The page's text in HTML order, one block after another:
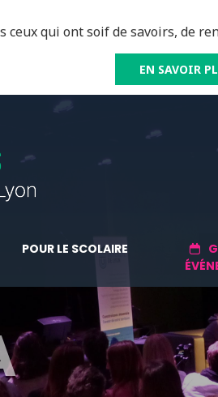
ceux qui ont soif de savoirs, de
EN SAVOIR
POUR LE SCOLAIRE